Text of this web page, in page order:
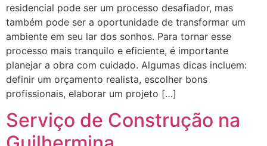
residencial pode ser um processo desafiador, mas
também pode ser a oportunidade de transformar um
ambiente em seu lar dos sonhos. Para tornar esse
processo mais tranquilo e eficiente, é importante
planejar a obra com cuidado. Algumas dicas incluem:
definir um orçamento realista, escolher bons
profissionais, elaborar um projeto […]
Serviço de Construção na